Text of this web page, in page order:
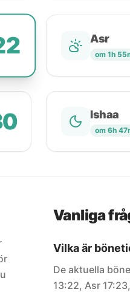
Asr
om 1h
Ishaa
om 6h
Vanliga
Vilka är
De aktuella
13:22, Asr